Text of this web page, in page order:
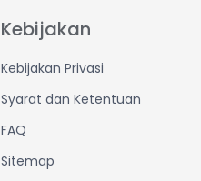
Kebijakan
Kebijakan Privasi
Syarat dan Ketentuan
FAQ
Sitemap